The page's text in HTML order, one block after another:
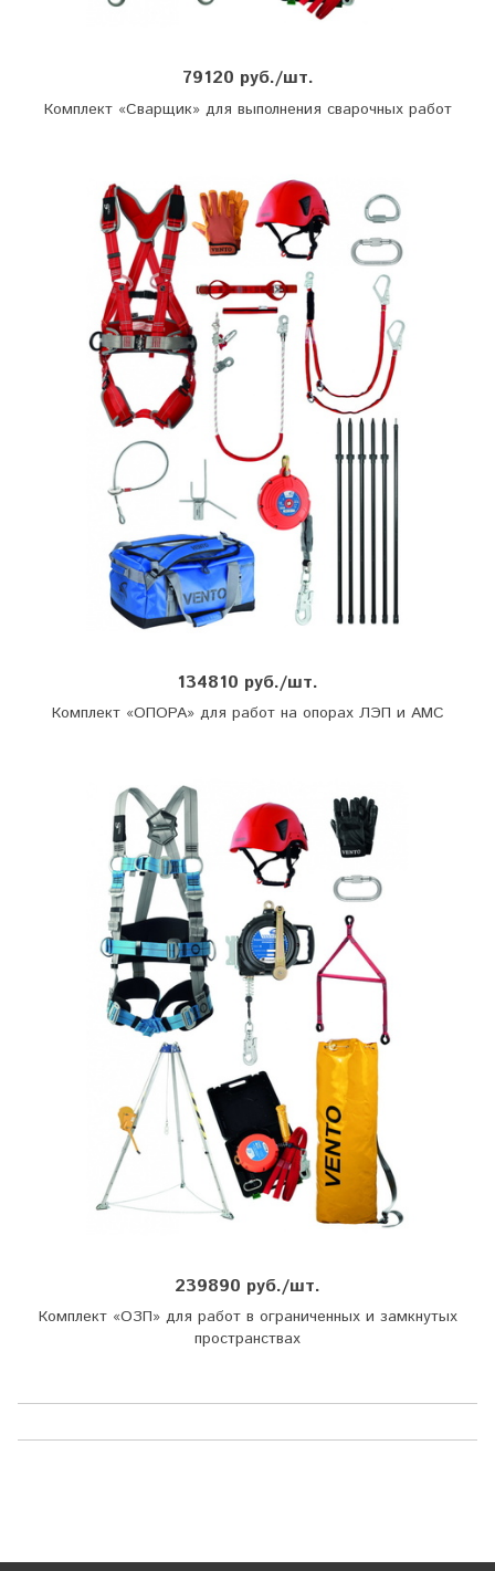
79120 руб./шт.
Комплект «Сварщик» для выполнения сварочных работ
134810 руб./шт.
Комплект «ОПОРА» для работ на опорах ЛЭП и АМС
239890 руб./шт.
Комплект «ОЗП» для работ в ограниченных и замкнутых
пространствах